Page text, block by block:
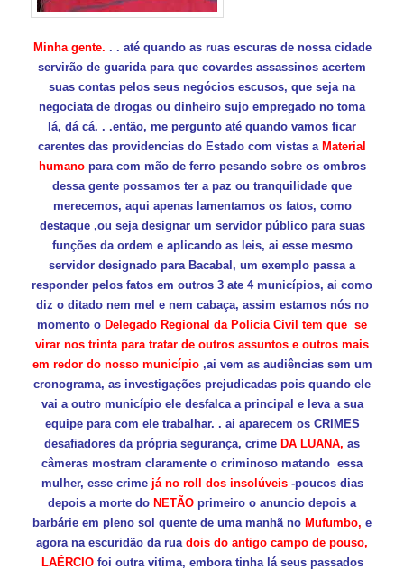
Minha gente. . . até quando as ruas escuras de nossa cidade
servirão de guarida para que covardes assassinos acertem
suas contas pelos seus negócios escusos, que seja na
negociata de drogas ou dinheiro sujo empregado no toma
lá, dá cá. . .então, me pergunto até quando vamos ficar
carentes das providencias do Estado com vistas a Material
humanopara com mão de ferro pesando sobre os ombros
dessa gente possamos ter a paz ou tranquilidade que
merecemos, aqui apenas lamentamos os fatos, como
destaque ,ou seja designar um servidor público para suas
funções da ordem e aplicando as leis, ai esse mesmo
servidor designado para Bacabal, um exemplo passa a
responder pelos fatos em outros 3 ate 4 municípios, ai como
diz o ditado nem mel e nem cabaça, assim estamos nós no
momento o Delegado Regional da Policia Civil tem que se
virar nos trinta para tratar de outros assuntos e outros mais
em redor do nosso município,ai vem as audiências sem um
cronograma, as investigações prejudicadas pois quando ele
vai a outro município ele desfalca a principal e leva a sua
equipe para com ele trabalhar. . ai aparecem os CRIMES
desafiadores da própria segurança, crime DA LUANA, as
câmeras mostram claramente o criminoso matando essa
mulher, esse crime já no roll dos insolúveis-poucos dias
depois a morte do NETÃO primeiro o anuncio depois a
barbárie em pleno sol quente de uma manhã no Mufumbo, e
agora na escuridão da rua dois do antigo campo de pouso,
LAÉRCIOfoi outra vitima, embora tinha lá seus passados